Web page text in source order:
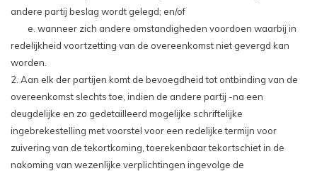
andere partij beslag wordt gelegd; en/of
e. wanneer zich andere omstandigheden voordoen waarbij in
redelijkheid voortzetting van de overeenkomst niet gevergd kan
worden.
2. Aan elk der partijen komt de bevoegdheid tot ontbinding van de
overeenkomst slechts toe, indien de andere partij -na een
deugdelijke en zo gedetailleerd mogelijke schriftelijke
ingebrekestelling met voorstel voor een redelijke termijn voor
zuivering van de tekortkoming, toerekenbaar tekortschiet in de
nakoming van wezenlijke verplichtingen ingevolge de